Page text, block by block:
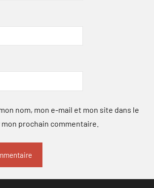
nom, mon e-mail et mon site dans le
prochain commentaire.